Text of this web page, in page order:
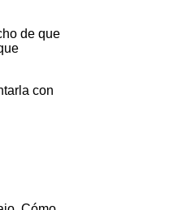
de que
con